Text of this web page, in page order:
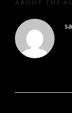
ABOUT THE